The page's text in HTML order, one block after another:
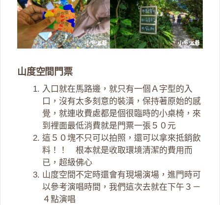
山度空間門票
入口就在馬路邊，就只有一個Ａ字型的入
口，沒有太多刻意的裝潢，保持著原始的感
覺，就連收費處都是個很臨時的小桌椅，來
到裡面最低消費就是門票一張５０元
這５０塊不只可以拍照，還可以拿來抵銷飲
料！！ 根本就是收取環境清潔的費用而
已，超級佛心
山度空間不定時還會有現場演場，進門時可
以參考演唱時間，我們這次去就在下午３－
４點演唱